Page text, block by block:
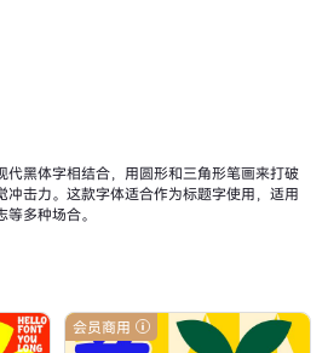
代黑体字相结合，用圆形和三角形笔画来打破
冲击力。这款字体适合作为标题字使用，适用
多种场合。
会员商用